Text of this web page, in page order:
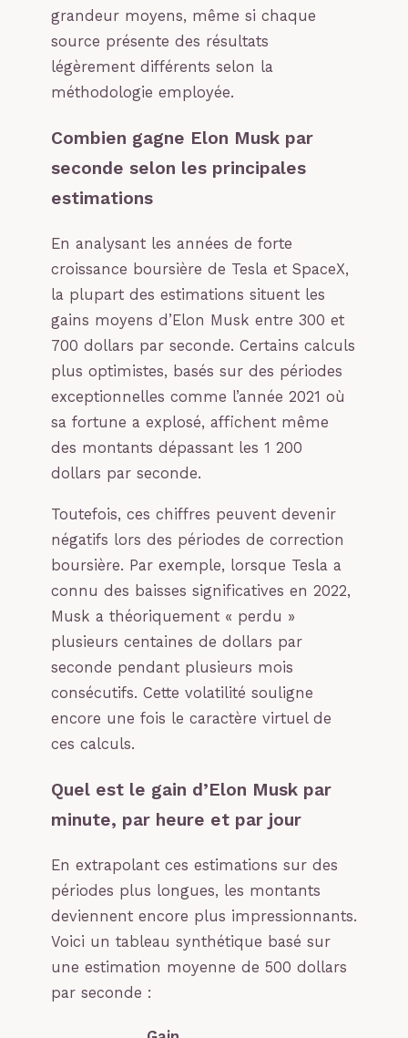
grandeur moyens, même si chaque
source présente des résultats
légèrement différents selon la
méthodologie employée.
Combien gagne Elon Musk par
seconde selon les principales
estimations
En analysant les années de forte
croissance boursière de Tesla et SpaceX,
la plupart des estimations situent les
gains moyens d’Elon Musk entre 300 et
700 dollars par seconde. Certains calculs
plus optimistes, basés sur des périodes
exceptionnelles comme l’année 2021 où
sa fortune a explosé, affichent même
des montants dépassant les 1 200
dollars par seconde.
Toutefois, ces chiffres peuvent devenir
négatifs lors des périodes de correction
boursière. Par exemple, lorsque Tesla a
connu des baisses significatives en 2022,
Musk a théoriquement « perdu »
plusieurs centaines de dollars par
seconde pendant plusieurs mois
consécutifs. Cette volatilité souligne
encore une fois le caractère virtuel de
ces calculs.
Quel est le gain d’Elon Musk par
minute, par heure et par jour
En extrapolant ces estimations sur des
périodes plus longues, les montants
deviennent encore plus impressionnants.
Voici un tableau synthétique basé sur
une estimation moyenne de 500 dollars
par seconde :